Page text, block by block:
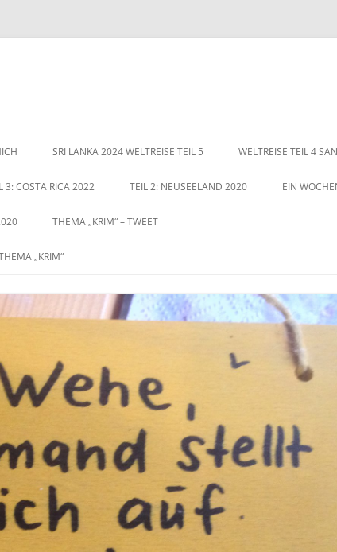
Inhalt
SRI LANKA 2024 WELTREISE TEIL 5 WELTREISE TEIL 4
3: COSTA RICA 2022 TEIL 2: NEUSEELAND 2020 EIN
THEMA „KRIM“ – TWEET
„KRIM“